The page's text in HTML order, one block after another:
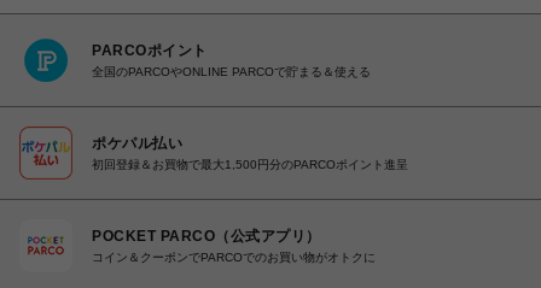
PARCOポイント
全国のPARCOやONLINE PARCOで貯まる＆使える
ポケパル払い
初回登録＆お買物で最大1,500円分のPARCOポイント進呈
POCKET PARCO（公式アプリ）
コイン＆クーポンでPARCOでのお買い物がオトクに